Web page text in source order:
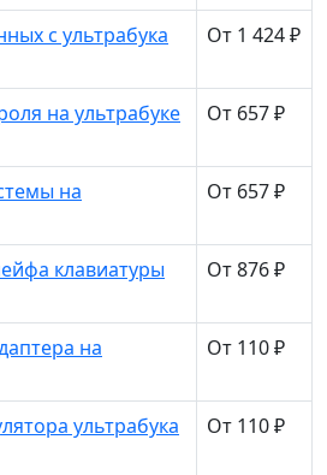
с ультрабука
От 1 424 ₽
на ультрабуке
От 657 ₽
на
От 657 ₽
клавиатуры
От 876 ₽
на
От 110 ₽
ультрабука
От 110 ₽